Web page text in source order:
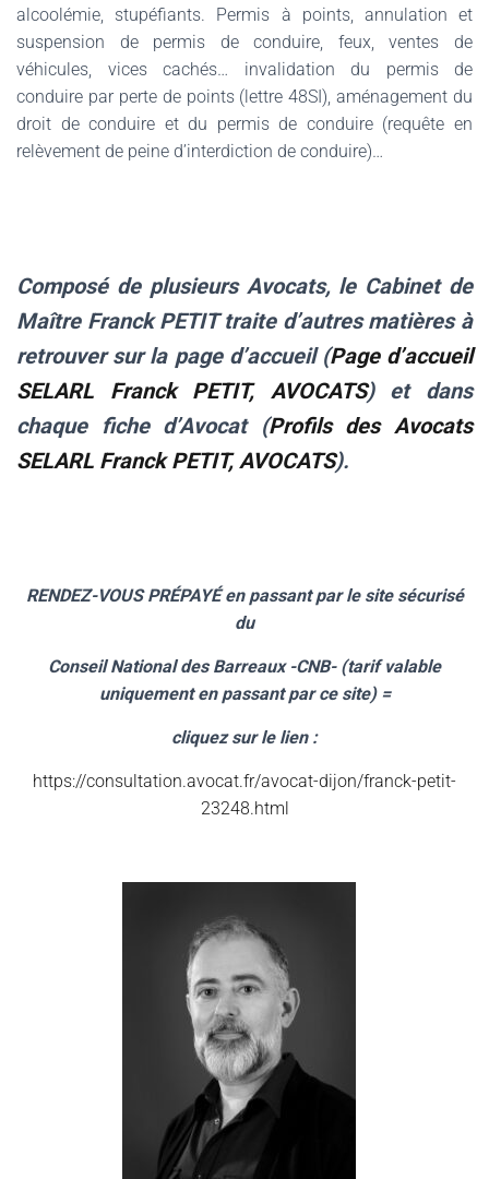
alcoolémie, stupéfiants. Permis à points, annulation et
suspension de permis de conduire, feux, ventes de
véhicules, vices cachés… invalidation du permis de
conduire par perte de points (lettre 48SI), aménagement du
droit de conduire et du permis de conduire (requête en
relèvement de peine d’interdiction de conduire)…
Composé de plusieurs Avocats, le Cabinet de
Maître Franck PETIT traite d’autres matières à
retrouver sur la page d’accueil (Page d’accueil
SELARL Franck PETIT, AVOCATS) et dans
chaque fiche d’Avocat (Profils des Avocats
SELARL Franck PETIT, AVOCATS).
RENDEZ-VOUS PRÉPAYÉ en passant par le site sécurisé
du
Conseil National des Barreaux -CNB- (tarif valable
uniquement en passant par ce site) =
cliquez sur le lien :
https://consultation.avocat.fr/avocat-dijon/franck-petit-
23248.html